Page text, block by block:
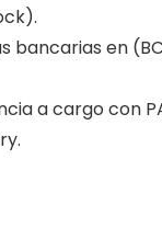
bancarias en
a cargo con